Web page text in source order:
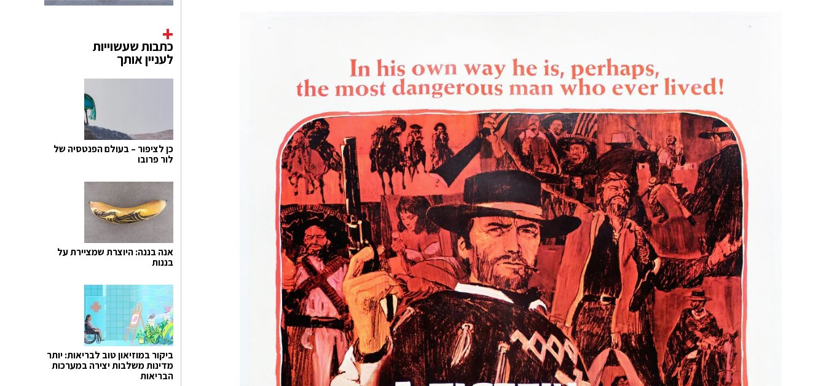
כתבות שעשוייות
לעניין אותך
כן לציפור – בעולם הפנטסיה של
לור פרובו
אנה בננה: היוצרת שמציירת על
בננות
ביקור במוזיאון טוב לבריאות: יותר
מדינות משלבות יצירה במערכות
הבריאות